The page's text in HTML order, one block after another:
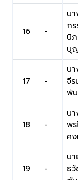
16 -
น
ก
นิ
บุ
17 -
น
จี
พั
18 -
น
พ
ค
19 -
น
ธ